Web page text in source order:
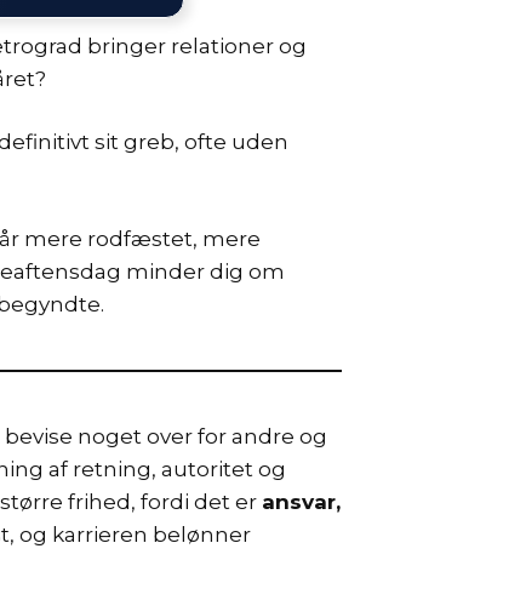
bringer relationer og
sit greb, ofte uden
mere rodfæstet, mere
minder dig om
noget over for andre og
af retning, autoritet og
frihed, fordi det er ansvar,
og karrieren belønner